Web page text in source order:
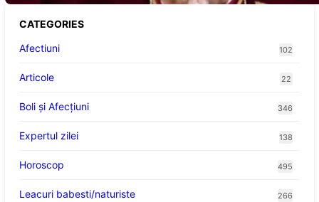
CATEGORIES
Afectiuni
102
Articole 22
Boli și Afecțiuni 346
Expertul zilei 138
Horoscop 495
Leacuri babesti/naturiste 266